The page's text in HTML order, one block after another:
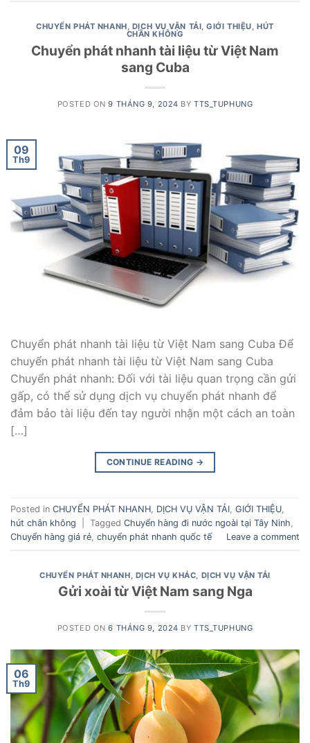
CHUYỂN PHÁT NHANH, DỊCH VỤ VẬN TẢI,GIỚI THIỆU,HÚT
CHÂN KHÔNG
Chuyển phát nhanh tài liệu từ Việt Nam
sang Cuba
POSTED ON9 THÁNG 9, 2024 BYTTS_TUPHUNG
09
Th9
Chuyển phát nhanh tài liệu từ Việt Nam sang Cuba Để
chuyển phát nhanh tài liệu từ Việt Nam sang Cuba
Chuyển phát nhanh: Đối với tài liệu quan trọng cần gửi
gấp, có thể sử dụng dịch vụ chuyển phát nhanh để
đảm bảo tài liệu đến tay người nhận một cách an toàn
[…]
CONTINUE READING →
Posted in CHUYỂN PHÁT NHANH, DỊCH VỤ VẬN TẢI, GIỚI THIỆU,
hút chân không
Tagged Chuyển hàng đi nước ngoài tại Tây Ninh,
Chuyển hàng giá rẻ, chuyển phát nhanh quốc tế Leave a comment
CHUYỂN PHÁT NHANH DỊCH VỤ KHÁC DỊCH VỤ VẬN TẢI
Gửi xoài từ Việt Nam sang Nga
POSTED ON6 THÁNG 9, 2024 BYTTS_TUPHUNG
06
Th9